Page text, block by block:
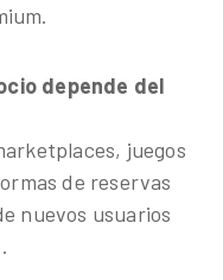
depende del
juegos
de reservas
nuevos usuarios